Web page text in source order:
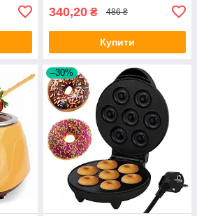
340,20 ₴ 486 ₴
Купити
–30%